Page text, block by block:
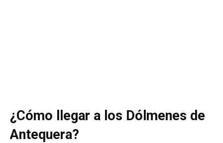
¿Cómo llegar a los Dólmenes de
Antequera?